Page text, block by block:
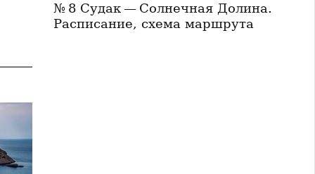
№ 8 Судак — Солнечная Долина.
Расписание, схема маршрута